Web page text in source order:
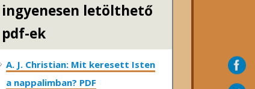
ingyenesen letölthető
pdf-ek
A. J. Christian: Mit keresett Isten
a nappalimban? PDF